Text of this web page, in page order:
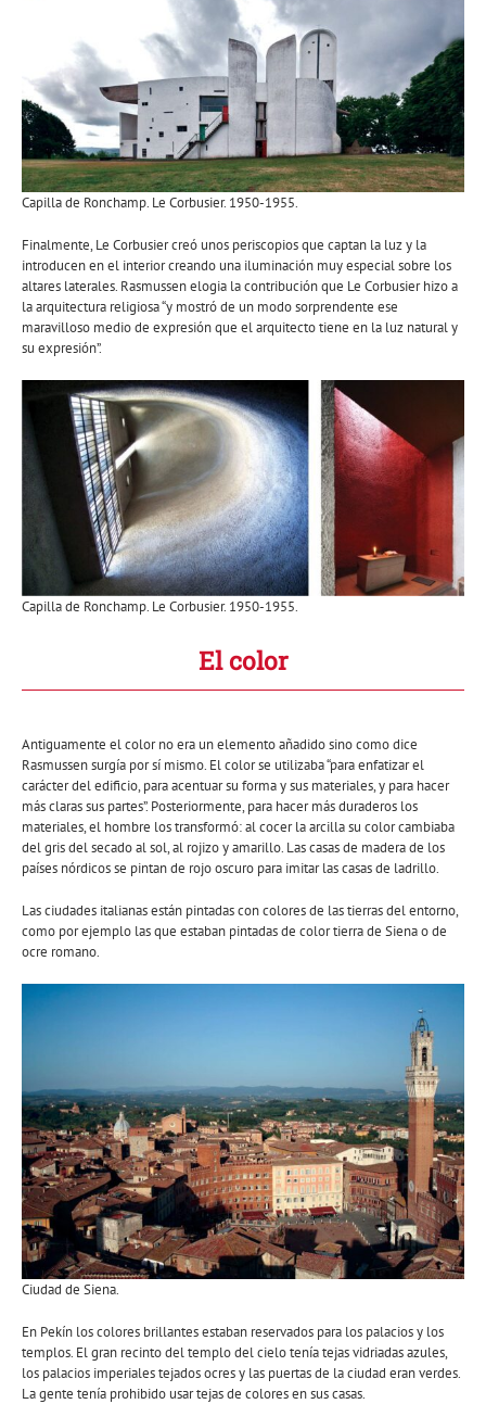
Capilla de Ronchamp. Le Corbusier. 1950-1955.
Finalmente, Le Corbusier creó unos periscopios que captan la luz y la
introducen en el interior creando una iluminación muy especial sobre los
altares laterales. Rasmussen elogia la contribución que Le Corbusier hizo a
la arquitectura religiosa “y mostró de un modo sorprendente ese
maravilloso medio de expresión que el arquitecto tiene en la luz natural y
su expresión”.
Capilla de Ronchamp. Le Corbusier. 1950-1955.
El color
Antiguamente el color no era un elemento añadido sino como dice
Rasmussen surgía por sí mismo. El color se utilizaba “para enfatizar el
carácter del edificio, para acentuar su forma y sus materiales, y para hacer
más claras sus partes”. Posteriormente, para hacer más duraderos los
materiales, el hombre los transformó: al cocer la arcilla su color cambiaba
del gris del secado al sol, al rojizo y amarillo. Las casas de madera de los
países nórdicos se pintan de rojo oscuro para imitar las casas de ladrillo.
Las ciudades italianas están pintadas con colores de las tierras del entorno,
como por ejemplo las que estaban pintadas de color tierra de Siena o de
ocre romano.
Ciudad de Siena.
En Pekín los colores brillantes estaban reservados para los palacios y los
templos. El gran recinto del templo del cielo tenía tejas vidriadas azules,
los palacios imperiales tejados ocres y las puertas de la ciudad eran verdes.
La gente tenía prohibido usar tejas de colores en sus casas.